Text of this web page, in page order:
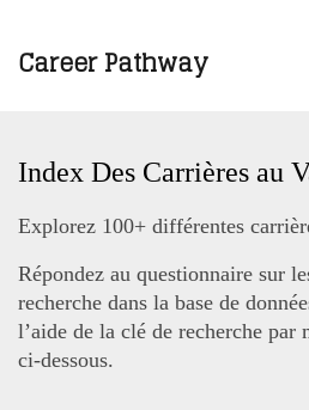
Career Pathway
Index Des Carrières au
Explorez 100+ différentes
Répondez au questionnaire sur
recherche dans la base de
l’aide de la clé de recherche par
ci-dessous.